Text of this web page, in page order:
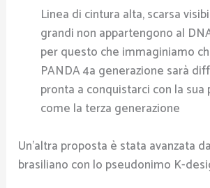
Linea di cintura alta, scarsa
grandi non appartengono al
per questo che immaginiamo
PANDA 4a generazione sarà
pronta a conquistarci con la sua
come la terza generazione
Un’altra proposta è stata avanzata
brasiliano con lo pseudonimo K-